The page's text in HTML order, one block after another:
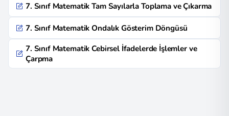
7. Sınıf Matematik Tam Sayılarla Toplama ve Çıkarma
7. Sınıf Matematik Ondalık Gösterim Döngüsü
7. Sınıf Matematik Cebirsel İfadelerde İşlemler ve
Çarpma